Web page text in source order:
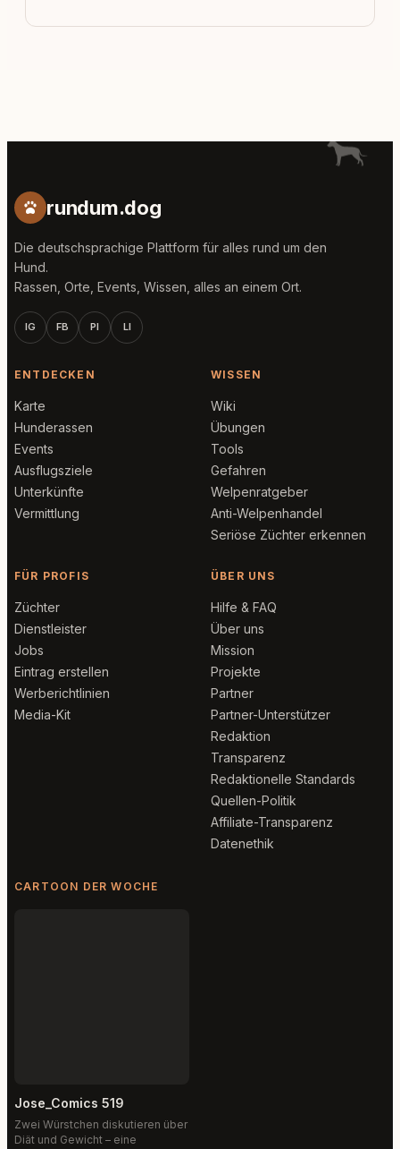
rundum.dog
Die deutschsprachige Plattform für alles rund um den
Hund.
Rassen, Orte, Events, Wissen, alles an einem Ort.
IG FB PI LI
ENTDECKEN
Karte
Hunderassen
Events
Ausflugsziele
Unterkünfte
Vermittlung
WISSEN
Wiki
Übungen
Tools
Gefahren
Welpenratgeber
Anti-Welpenhandel
Seriöse Züchter erkennen
FÜR PROFIS
Züchter
Dienstleister
Jobs
Eintrag erstellen
Werberichtlinien
Media-Kit
ÜBER UNS
Hilfe & FAQ
Über uns
Mission
Projekte
Partner
Partner-Unterstützer
Redaktion
Transparenz
Redaktionelle Standards
Quellen-Politik
Affiliate-Transparenz
Datenethik
CARTOON DER WOCHE
Jose_Comics 519
Zwei Würstchen diskutieren über
Diät und Gewicht – eine